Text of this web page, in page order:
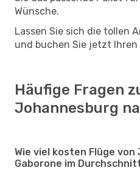
Wünsche.
Lassen Sie sich die tollen
und buchen Sie jetzt Ihren
Häufige Fragen
Johannesburg
Wie viel kosten Flüge
Gaborone im